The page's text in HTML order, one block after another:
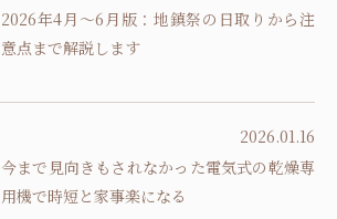
2026年4月～6月版：地鎮祭の日取りから注
意点まで解説します
2026.01.16
今まで見向きもされなかった電気式の乾燥専
用機で時短と家事楽になる